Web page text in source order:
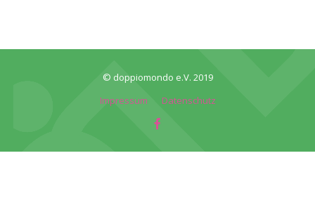
© doppiomondo e.V. 2019
Impressum
Datenschutz